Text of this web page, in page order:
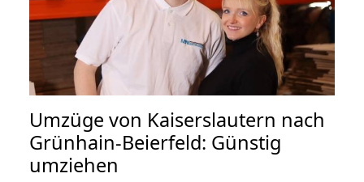
Umzüge von Kaiserslautern nach
Grünhain-Beierfeld: Günstig
umziehen